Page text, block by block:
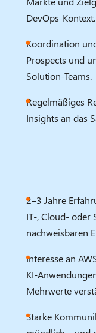
DevOps‑Kontext.
Koordination
Prospects und
Solution‑Teams.
Regelmäßiges
Insights an das
2–3 Jahre
IT‑, Cloud‑
nachweisbaren
Interesse an
Mehrwerte
Starke